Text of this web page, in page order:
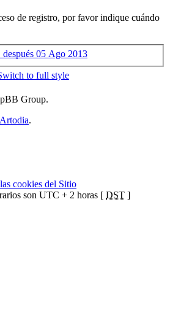
de registro, por favor indique cuándo
después 05 Ago 2013
to full style
Group.
Artodia.
cookies del Sitio
son UTC + 2 horas [ DST ]